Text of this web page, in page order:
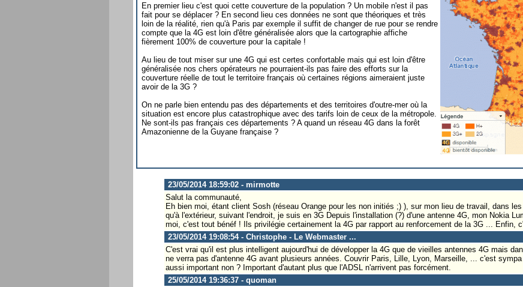
En premier lieu c'est quoi cette couverture de la population ? Un mobile n'est il pas
fait pour se déplacer ? En second lieu ces données ne sont que théoriques et très
loin de la réalité, rien qu'à Paris par exemple il suffit de changer de rue pour se rendre
compte que la 4G est loin d'être généralisée alors que la cartographie affiche
fièrement 100% de couverture pour la capitale !
Au lieu de tout miser sur une 4G qui est certes confortable mais qui est loin d'être
généralisée nos chers opérateurs ne pourraient-ils pas faire des efforts sur la
couverture réelle de tout le territoire français où certaines régions aimeraient juste
avoir de la 3G ?
On ne parle bien entendu pas des départements et des territoires d'outre-mer où la
situation est encore plus catastrophique avec des tarifs loin de ceux de la métropole.
Ne sont-ils pas français ces départements ? A quand un réseau 4G dans la forêt
Amazonienne de la Guyane française ?
23/05/2014 18:59:02 - mirmotte
Salut la communauté,
Eh bien moi, étant client Sosh (réseau Orange pour les non initiés ;) ), sur mon lieu de travail, dans
qu'à l'extérieur, suivant l'endroit, je suis en 3G Depuis l'installation (?) d'une antenne 4G, mon Nokia
moi, c'est tout bénéf ! Ils privilégie certainement la 4G par rapport au renforcement de la 3G ... Enfin,
23/05/2014 19:08:54 - Christophe - Le Webmaster ...
C'est vrai qu'il est plus intelligent aujourd'hui de développer la 4G que de vieilles antennes 4G mais
ne verra pas d'antenne 4G avant plusieurs années. Couvrir Paris, Lille, Lyon, Marseille, ... c'est
aussi important non ? Important d'autant plus que l'ADSL n'arrivent pas forcément.
25/05/2014 19:36:37 - quoman